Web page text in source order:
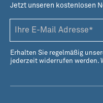
Jetzt unseren kostenlosen
Erhalten Sie regelmäßig
jederzeit widerrufen werden.